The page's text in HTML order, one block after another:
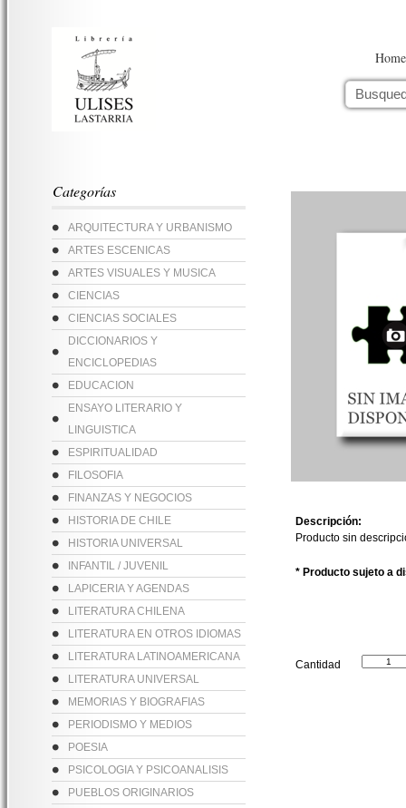
Home
Categorías
ARQUITECTURA Y URBANISMO
ARTES ESCENICAS
ARTES VISUALES Y MUSICA
CIENCIAS
CIENCIAS SOCIALES
DICCIONARIOS Y
ENCICLOPEDIAS
EDUCACION
ENSAYO LITERARIO Y
LINGUISTICA
ESPIRITUALIDAD
FILOSOFIA
FINANZAS Y NEGOCIOS
HISTORIA DE CHILE
HISTORIA UNIVERSAL
INFANTIL / JUVENIL
LAPICERIA Y AGENDAS
LITERATURA CHILENA
LITERATURA EN OTROS IDIOMAS
LITERATURA LATINOAMERICANA
LITERATURA UNIVERSAL
MEMORIAS Y BIOGRAFIAS
PERIODISMO Y MEDIOS
POESIA
PSICOLOGIA Y PSICOANALISIS
PUEBLOS ORIGINARIOS
Descripción:
Producto sin
* Producto sujeto a
Cantidad